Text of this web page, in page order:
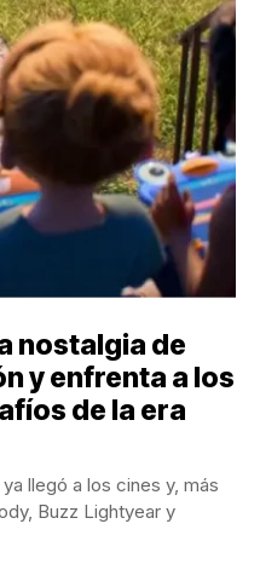
nostalgia de
y enfrenta a los
de la era
llegó a los cines y, más
Buzz Lightyear y